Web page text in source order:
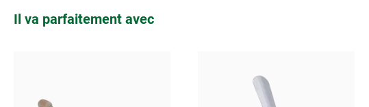
Ignorer la galerie de produits
Il va parfaitement avec